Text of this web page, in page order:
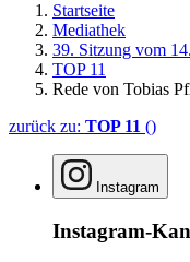
Startseite
Mediathek
39. Sitzung vom
TOP 11
Rede von Tobias
zurück zu: TOP 11 ()
Instagram
Instagram-